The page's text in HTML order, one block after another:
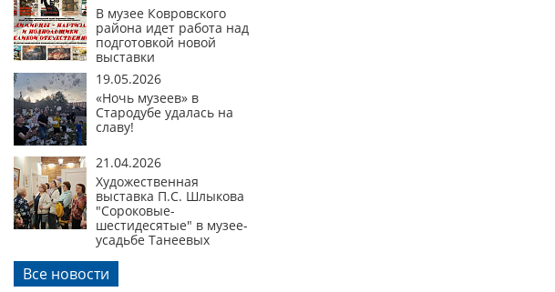
В музее Ковровского
района идет работа над
подготовкой новой
выставки
19.05.2026
«Ночь музеев» в
Стародубе удалась на
славу!
21.04.2026
Художественная
выставка П.С. Шлыкова
"Сороковые-
шестидесятые" в музее-
усадьбе Танеевых
Все новости